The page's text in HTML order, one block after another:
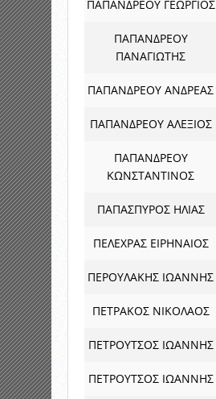
ΠΑΠΑΝΔΡΕΟΥ ΓΕΩΡΓΙΟΣ
ΠΑΠΑΝΔΡΕΟΥ
ΠΑΝΑΓΙΩΤΗΣ
ΠΑΠΑΝΔΡΕΟΥ ΑΝΔΡΕΑΣ
ΠΑΠΑΝΔΡΕΟΥ ΑΛΕΞΙΟΣ
ΠΑΠΑΝΔΡΕΟΥ
ΚΩΝΣΤΑΝΤΙΝΟΣ
ΠΑΠΑΣΠΥΡΟΣ ΗΛΙΑΣ
ΠΕΛΕΧΡΑΣ ΕΙΡΗΝΑΙΟΣ
ΠΕΡΟΥΛΑΚΗΣ ΙΩΑΝΝΗΣ
ΠΕΤΡΑΚΟΣ ΝΙΚΟΛΑΟΣ
ΠΕΤΡΟΥΤΣΟΣ ΙΩΑΝΝΗΣ
ΠΕΤΡΟΥΤΣΟΣ ΙΩΑΝΝΗΣ